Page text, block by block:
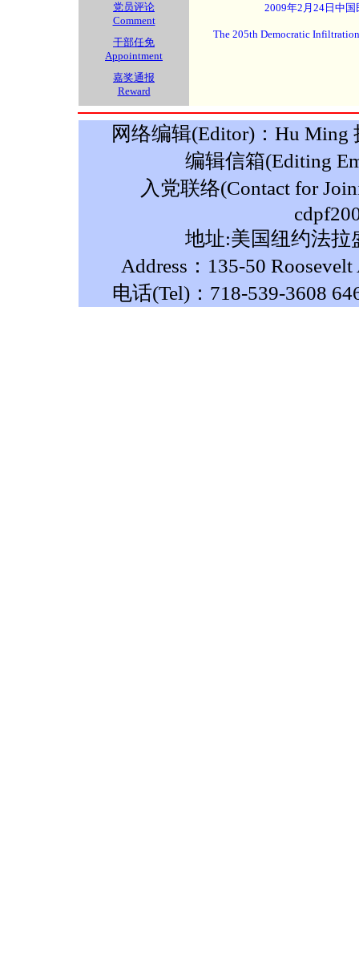
党员评论
Comment
干部任免
Appointment
嘉奖通报
Reward
2009年2月24日中
The 205th Democratic
网络编辑(Editor)：Hu Ming
编辑信箱(Editing
入党联络(Contact for
地址:美国纽约法拉
Address：135-50
电话(Tel)：718-539-3608